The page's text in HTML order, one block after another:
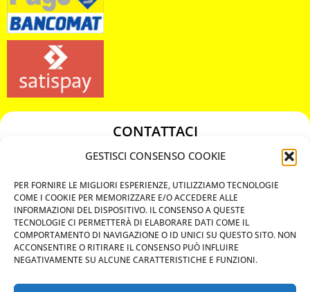
GESTISCI CONSENSO COOKIE
PER FORNIRE LE MIGLIORI ESPERIENZE, UTILIZZIAMO TECNOLOGIE
COME I COOKIE PER MEMORIZZARE E/O ACCEDERE ALLE
INFORMAZIONI DEL DISPOSITIVO. IL CONSENSO A QUESTE
TECNOLOGIE CI PERMETTERÀ DI ELABORARE DATI COME IL
COMPORTAMENTO DI NAVIGAZIONE O ID UNICI SU QUESTO SITO. NON
ACCONSENTIRE O RITIRARE IL CONSENSO PUÒ INFLUIRE
NEGATIVAMENTE SU ALCUNE CARATTERISTICHE E FUNZIONI.
CONTATTACI
349 3863811
chiavicodificate@gmail.com
Privacy Policy
Cookie Policy